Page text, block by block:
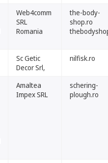
Web4comm
SRL
Romania
the-body-
shop.ro
Sc Getic
Decor Srl,
nilfisk.ro
Amaltea
Impex SRL
schering-
plough.ro